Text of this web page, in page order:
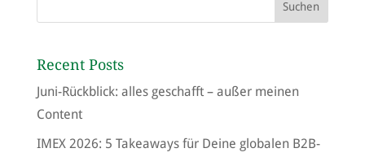
Recent Posts
Juni-Rückblick: alles geschafft – außer meinen
Content
IMEX 2026: 5 Takeaways für Deine globalen B2B-